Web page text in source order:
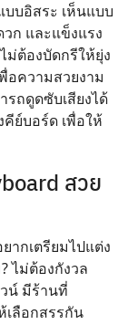
บบอิสระ เห็นแบบ
ก และแข็งแรง
ม่ต้องบัดกรีให้ยุ่ง
อความสวยงาม
ถดูดซับเสียงได้
ย์บอร์ด เพื่อให้
สวย
กเตรียมไปแต่ง
ไม่ต้องกังวล
น์ มีร้านที่
ลือกสรรกัน